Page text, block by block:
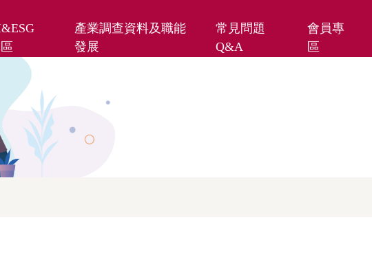
產業調查資料及職能
發展
常見問題
Q&A
會員專
區